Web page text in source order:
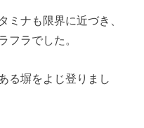
ミナも限界に近づき、
フラでした。
る塀をよじ登りまし